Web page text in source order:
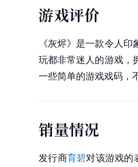
游戏评价
《灰烬》是一款令人
玩都非常迷人的游戏，
一些简单的游戏戏码，
销量情况
发行商育碧对该游戏的